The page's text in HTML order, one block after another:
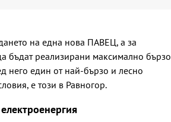
на една нова ПАВЕЦ, а за
бъдат реализирани максимално бързо
него един от най-бързо и лесно
е този в Равногор.